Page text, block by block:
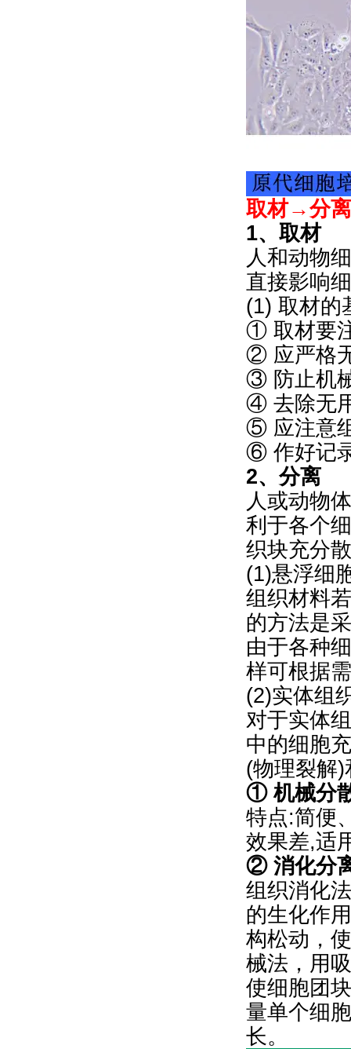
取材→分
1、取材
人和动物
直接影响
(1) 取材的
① 取材要
② 应严格
③ 防止机
④ 去除无
⑤ 应注意
⑥ 作好记
2、分离
人或动物
利于各个
织块充分
(1)悬浮细
组织材料
的方法是
由于各种
样可根据
(2)实体组
对于实体
中的细胞
(物理裂解
① 机械分
特点:简便
效果差,适
② 消化分
组织消化
的生化作
构松动，
械法，用
使细胞团
量单个细
长。